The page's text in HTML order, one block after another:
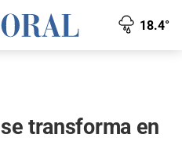
18.4°
transforma en